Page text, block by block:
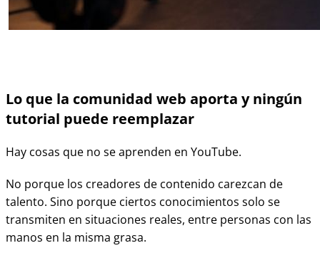
Lo que la comunidad web aporta y ningún
tutorial puede reemplazar
Hay cosas que no se aprenden en YouTube.
No porque los creadores de contenido carezcan de
talento. Sino porque ciertos conocimientos solo se
transmiten en situaciones reales, entre personas con las
manos en la misma grasa.